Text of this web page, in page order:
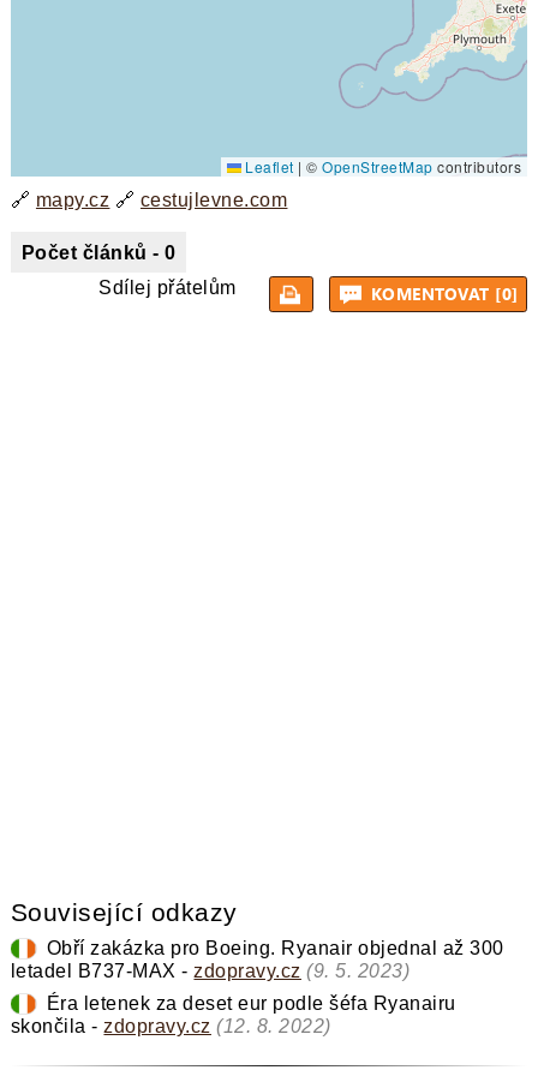
Leaflet | ©OpenStreetMap contributors
🔗 mapy.cz 🔗 cestujlevne.com
Počet článků - 0
Sdílej přátelům
Související odkazy
Obří zakázka pro Boeing. Ryanair objednal až 300
letadel B737-MAX -zdopravy.cz (9. 5. 2023)
Éra letenek za deset eur podle šéfa Ryanairu
skončila -zdopravy.cz (12. 8. 2022)